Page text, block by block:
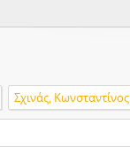
Σχινάς, Κωνσταντίνος